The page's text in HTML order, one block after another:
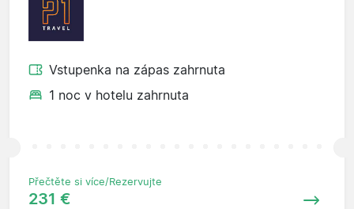
Vstupenka na zápas zahrnuta
1 noc v hotelu zahrnuta
Přečtěte si více/Rezervujte
231 €